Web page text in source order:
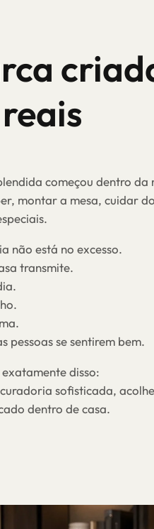
começou dentro da
montar a mesa, cuidar
não está no excesso.
transmite.
pessoas se sentirem bem.
disso:
sofisticada,
dentro de casa.